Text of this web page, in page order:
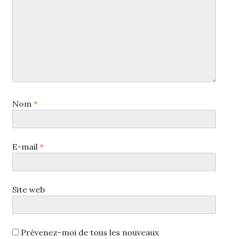
Nom *
E-mail *
Site web
Prévenez-moi de tous les nouveaux